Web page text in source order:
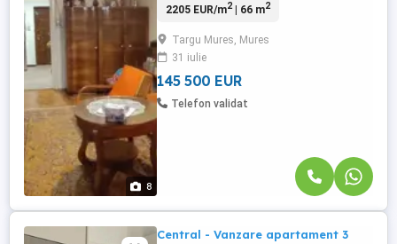
8
Mao Imobiliare propune spre vanzare
strada Constantin Roman Vivu, aproape
de toate punctele de interes comun.
Apartamentul se afla la etajul 2 al unui
2205 EUR/m2| 66 m2
Targu Mures, Mures
31 iulie
145 500 EUR
Telefon validat
Central - Vanzare apartament 3